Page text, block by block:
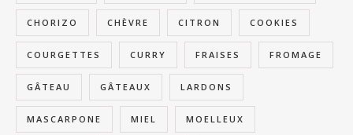
CHORIZO CHÈVRE CITRON COOKIES
COURGETTES CURRY FRAISES FROMAGE
GÂTEAU GÂTEAUX LARDONS
MASCARPONE MIEL MOELLEUX